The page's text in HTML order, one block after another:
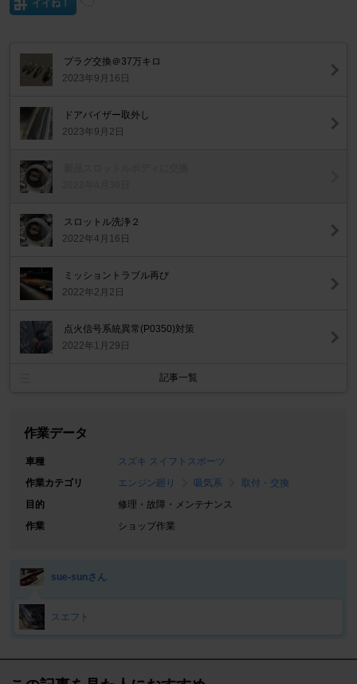
イイね！
プラグ交換＠37万キロ
2023年9月16日
ドアバイザー取外し
2023年9月2日
スロットル洗浄２
2022年4月16日
ミッショントラブル再び
2022年2月2日
点火信号系統異常(P0350)対策
2022年1月29日
記事一覧
作業データ
車種
スズキ スイフトスポーツ
作業カテゴリ
エンジン廻り 吸気系
取付・交換
目的
修理・故障・メンテナンス
作業
ショップ作業
sue-sunさん
スエフト